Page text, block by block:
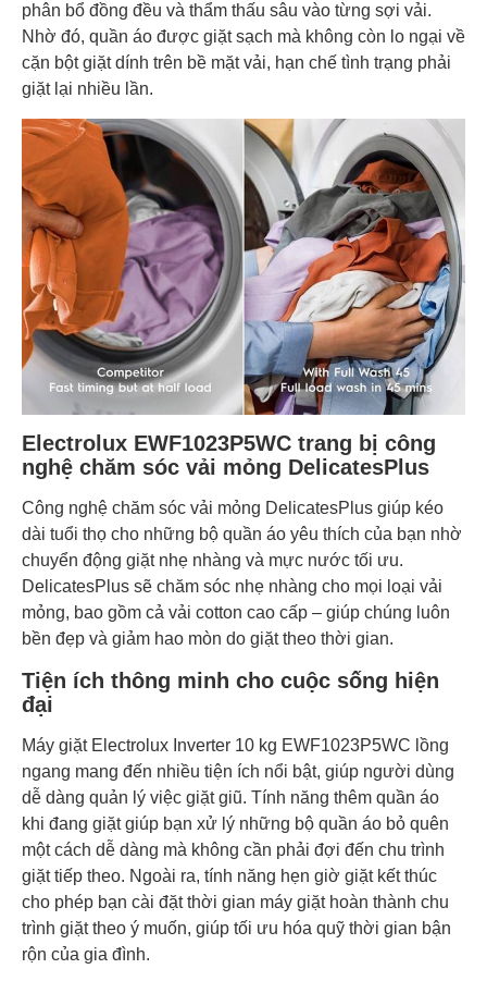
phân bổ đồng đều và thẩm thấu sâu vào từng sợi vải.
Nhờ đó, quần áo được giặt sạch mà không còn lo ngại về
cặn bột giặt dính trên bề mặt vải, hạn chế tình trạng phải
giặt lại nhiều lần.
Electrolux EWF1023P5WC trang bị công
nghệ chăm sóc vải mỏng DelicatesPlus
Công nghệ chăm sóc vải mỏng DelicatesPlus giúp kéo
dài tuổi thọ cho những bộ quần áo yêu thích của bạn nhờ
chuyển động giặt nhẹ nhàng và mực nước tối ưu.
DelicatesPlus sẽ chăm sóc nhẹ nhàng cho mọi loại vải
mỏng, bao gồm cả vải cotton cao cấp – giúp chúng luôn
bền đẹp và giảm hao mòn do giặt theo thời gian.
Tiện ích thông minh cho cuộc sống hiện
đại
Máy giặt Electrolux Inverter 10 kg EWF1023P5WC lồng
ngang mang đến nhiều tiện ích nổi bật, giúp người dùng
dễ dàng quản lý việc giặt giũ. Tính năng thêm quần áo
khi đang giặt giúp bạn xử lý những bộ quần áo bỏ quên
một cách dễ dàng mà không cần phải đợi đến chu trình
giặt tiếp theo. Ngoài ra, tính năng hẹn giờ giặt kết thúc
cho phép bạn cài đặt thời gian máy giặt hoàn thành chu
trình giặt theo ý muốn, giúp tối ưu hóa quỹ thời gian bận
rộn của gia đình.